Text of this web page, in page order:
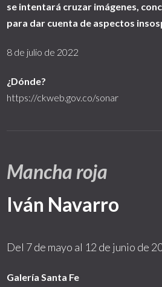
se intentará cruzar imágenes,
para dar cuenta de aspectos
8 de julio de 2022
¿Dónde?
https://ckweb.gov.co/sonar
Mancha roja
Iván Navarro
Del 7 de mayo al 12 de junio de
Galería Santa Fe